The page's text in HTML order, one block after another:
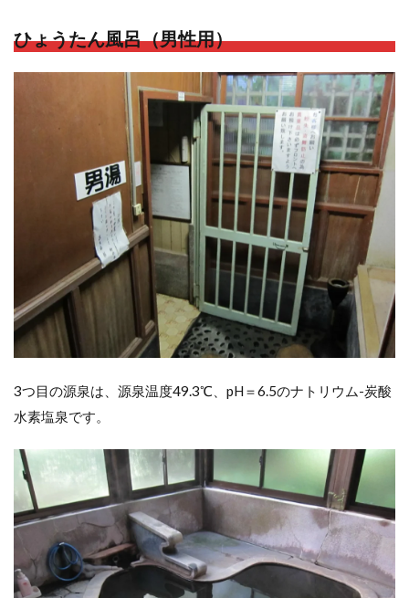
ひょうたん風呂（男性用）
3つ目の源泉は、源泉温度49.3℃、pH＝6.5のナトリウム-炭酸
水素塩泉です。